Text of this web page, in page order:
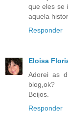
que eles se
aquela
Responder
Eloisa
Adorei as
blog,ok?
Beijos.
Responder